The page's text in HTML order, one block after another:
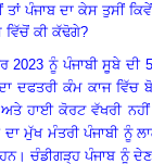
ਤਾਂ ਪੰਜਾਬ ਦਾ ਕੇਸ ਤੁਸੀਂ ਕਿਵੇਂ
ਵਿੱਚੋਂ ਕੀ ਕੱਢੋਗੇ?
2023 ਨੂੰ ਪੰਜਾਬੀ ਸੂਬੇ ਦੀ
ਦਫਤਰੀ ਕੰਮ ਕਾਜ ਵਿੱਚ
ਅਤੇ ਹਾਈ ਕੋਰਟ ਵੱਖਰੀ ਨਹੀਂ
ਦਾ ਮੁੱਖ ਮੰਤਰੀ ਪੰਜਾਬੀ ਨੂੰ
ਹਨ। ਚੰਡੀਗੜ੍ਹ ਪੰਜਾਬ ਨੂੰ ਦੇਣ